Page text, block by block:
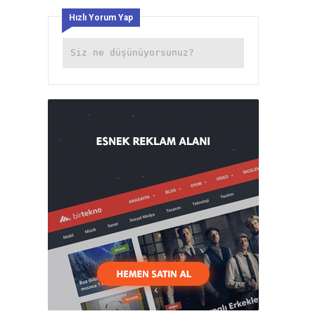
Hızlı Yorum Yap